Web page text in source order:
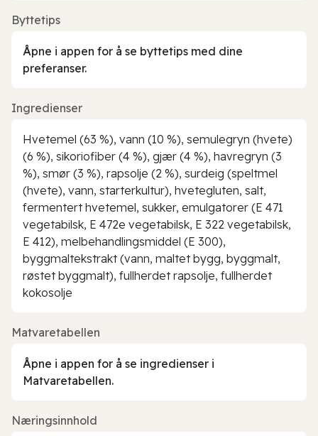
Byttetips
Åpne i appen for å se byttetips med dine
preferanser.
Ingredienser
Hvetemel (63 %), vann (10 %), semulegryn (hvete)
(6 %), sikoriofiber (4 %), gjær (4 %), havregryn (3
%), smør (3 %), rapsolje (2 %), surdeig (speltmel
(hvete), vann, starterkultur), hvetegluten, salt,
fermentert hvetemel, sukker, emulgatorer (E 471
vegetabilsk, E 472e vegetabilsk, E 322 vegetabilsk,
E 412), melbehandlingsmiddel (E 300),
byggmaltekstrakt (vann, maltet bygg, byggmalt,
røstet byggmalt), fullherdet rapsolje, fullherdet
kokosolje
Matvaretabellen
Åpne i appen for å se ingredienser i
Matvaretabellen.
Næringsinnhold